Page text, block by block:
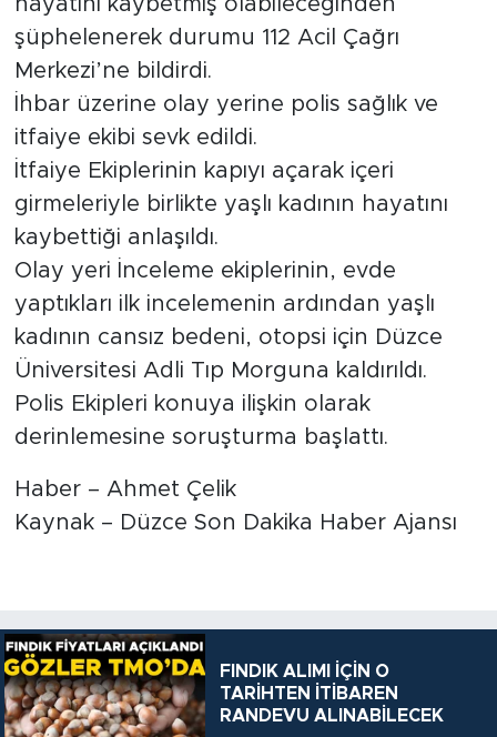
şüphelenerek durumu 112 Acil Çağrı
Merkezi’ne bildirdi.
İhbar üzerine olay yerine polis sağlık ve
itfaiye ekibi sevk edildi.
İtfaiye Ekiplerinin kapıyı açarak içeri
girmeleriyle birlikte yaşlı kadının hayatını
kaybettiği anlaşıldı.
Olay yeri İnceleme ekiplerinin, evde
yaptıkları ilk incelemenin ardından yaşlı
kadının cansız bedeni, otopsi için Düzce
Üniversitesi Adli Tıp Morguna kaldırıldı.
Polis Ekipleri konuya ilişkin olarak
derinlemesine soruşturma başlattı.
Haber – Ahmet Çelik
Kaynak – Düzce Son Dakika Haber Ajansı
FINDIK ALIMI İÇİN O
TARİHTEN İTİBAREN
RANDEVU ALINABİLECEK